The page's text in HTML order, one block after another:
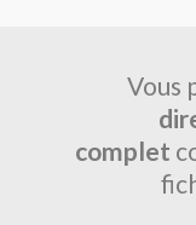
Vous
complet